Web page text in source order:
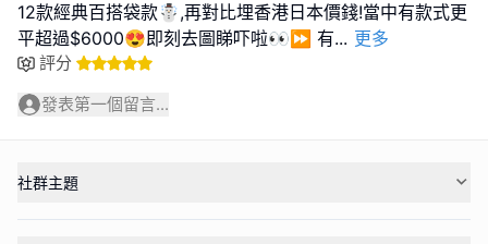
12款經典百搭袋款☃️,再對比埋香港日本價錢!當中有款式更
平超過$6000😍即刻去圖睇吓啦👀⏩️ 有... 更多
評分
發表第一個留言...
社群主題